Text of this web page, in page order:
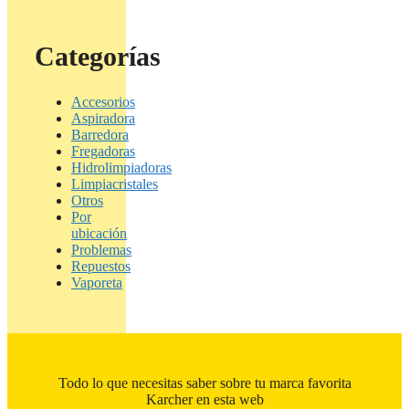
Categorías
Accesorios
Aspiradora
Barredora
Fregadoras
Hidrolimpiadoras
Limpiacristales
Otros
Por
ubicación
Problemas
Repuestos
Vaporeta
Todo lo que necesitas saber sobre tu marca favorita
Karcher en esta web